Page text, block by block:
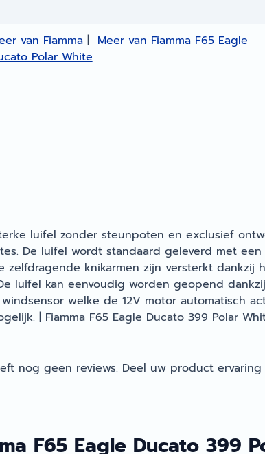
van Fiamma|Meer van Fiamma F65 Eagle
Polar White
luifel zonder steunpoten en exclusief
De luifel wordt standaard geleverd met
knikarmen zijn versterkt dankzij
luifel kan eenvoudig worden geopend
welke de 12V motor automatisch
| Fiamma F65 Eagle Ducato 399 Polar
nog geen reviews. Deel uw product
F65 Eagle Ducato 399